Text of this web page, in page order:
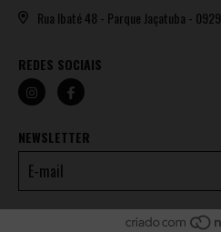
Rua Ibaté 48 - Parque Jaçatuba -
REDES SOCIAIS
NEWSLETTER